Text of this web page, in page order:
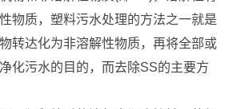
物质，塑料污水处理的方法之一就是
转达化为非溶解性物质，再将全部或
化污水的目的，而去除SS的主要方